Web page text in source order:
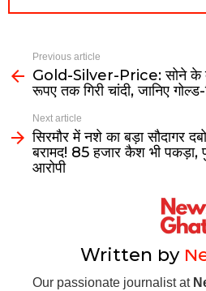
Previous article
Gold-Silver-Price: सोने के
रूपए तक गिरी चांदी, जानिए
Next article
सिरमौर में नशे का बड़ा सौदागर
बरामद! ₹85 हजार कैश भी पकड़ा,
आरोपी
Written by
Our passionate journalist at